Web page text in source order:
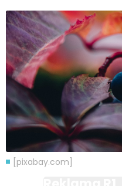
[pixabay.com]